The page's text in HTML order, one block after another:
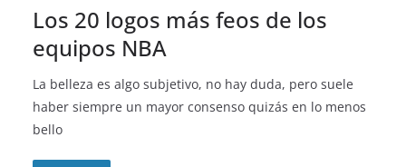
Los 20 logos más feos de los
equipos NBA
La belleza es algo subjetivo, no hay duda, pero suele
haber siempre un mayor consenso quizás en lo menos
bello